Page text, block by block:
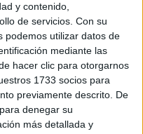
y contenido,
de servicios. Con su
podemos utilizar datos de
mediante las
hacer clic para otorgarnos
1733 socios para
previamente descrito. De
denegar su
más detallada y